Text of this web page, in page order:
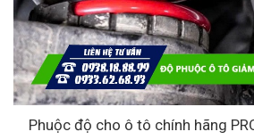
Phuộc độ cho ô tô chính hãng